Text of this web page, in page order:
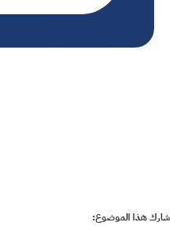
شارك هذا الموضوع: